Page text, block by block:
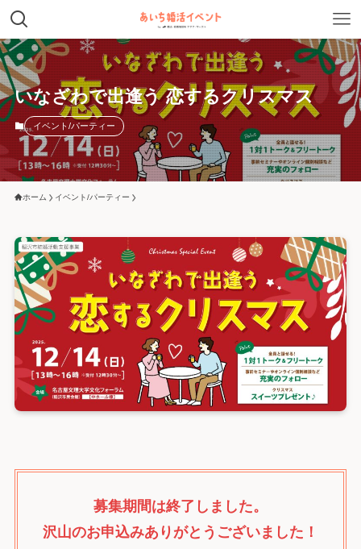
いなざわで出逢う 恋するクリスマス
イベント/パーティー
ホーム イベント/パーティー
募集期間は終了しました。
沢山のお申込みありがとうございました！